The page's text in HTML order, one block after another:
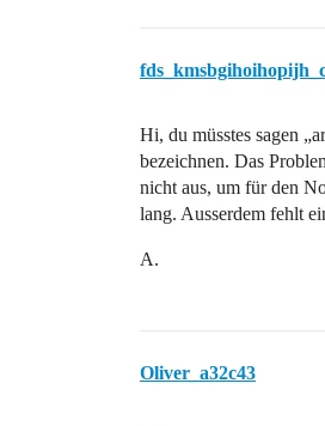
Hi, du müsstes sagen
bezeichnen. Das
nicht aus, um für den
lang. Ausserdem fehlt
A.
Oliver_a32c43